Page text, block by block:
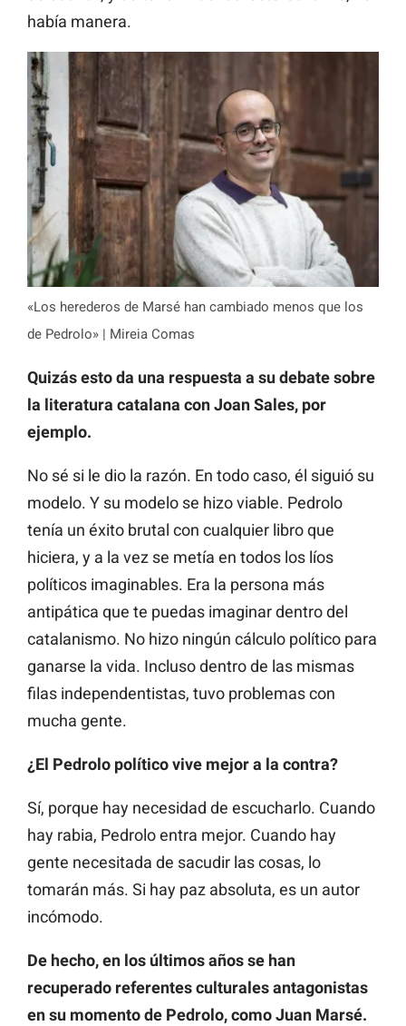
había manera.
«Los herederos de Marsé han cambiado menos que los
de Pedrolo» | Mireia Comas
Quizás esto da una respuesta a su debate sobre
la literatura catalana con Joan Sales, por
ejemplo.
No sé si le dio la razón. En todo caso, él siguió su
modelo. Y su modelo se hizo viable. Pedrolo
tenía un éxito brutal con cualquier libro que
hiciera, y a la vez se metía en todos los líos
políticos imaginables. Era la persona más
antipática que te puedas imaginar dentro del
catalanismo. No hizo ningún cálculo político para
ganarse la vida. Incluso dentro de las mismas
filas independentistas, tuvo problemas con
mucha gente.
¿El Pedrolo político vive mejor a la contra?
Sí, porque hay necesidad de escucharlo. Cuando
hay rabia, Pedrolo entra mejor. Cuando hay
gente necesitada de sacudir las cosas, lo
tomarán más. Si hay paz absoluta, es un autor
incómodo.
De hecho, en los últimos años se han
recuperado referentes culturales antagonistas
en su momento de Pedrolo, como Juan Marsé.